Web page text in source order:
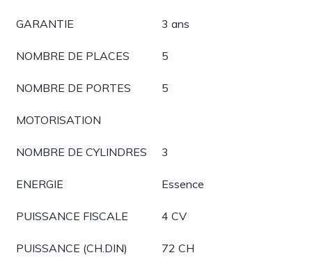
GARANTIE 3 ans
NOMBRE DE PLACES 5
NOMBRE DE PORTES 5
MOTORISATION
NOMBRE DE CYLINDRES 3
ENERGIE Essence
PUISSANCE FISCALE 4 CV
PUISSANCE (CH.DIN) 72 CH